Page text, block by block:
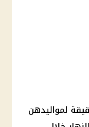
لمواليدهن